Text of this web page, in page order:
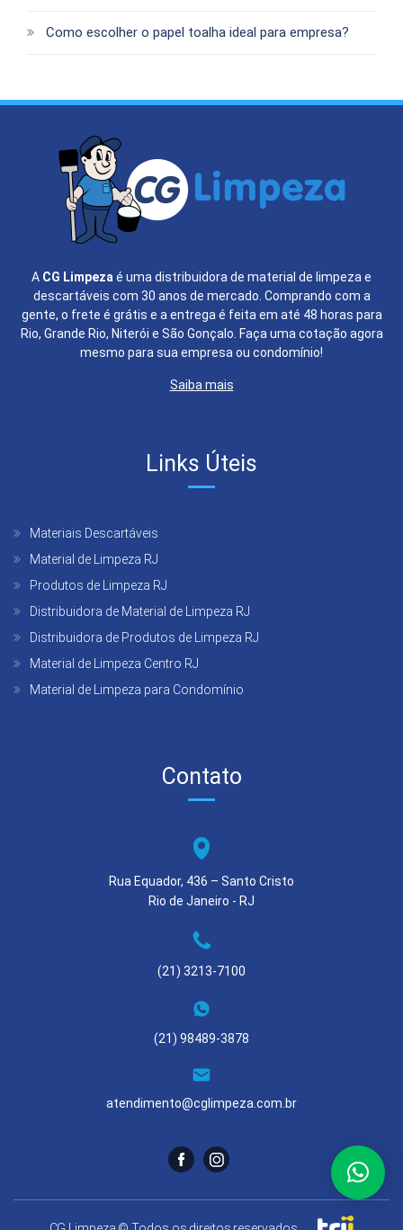
Como escolher o papel toalha ideal para empresa?
A CG Limpezaé uma distribuidora de material de limpeza e
descartáveis com 30 anos de mercado. Comprando com a
gente, o frete é grátis e a entrega é feita em até 48 horas para
Rio, Grande Rio, Niterói e São Gonçalo. Faça uma cotação agora
mesmo para sua empresa ou condomínio!
Saiba mais
Links Úteis
Materiais Descartáveis
Material de Limpeza RJ
Produtos de Limpeza RJ
Distribuidora de Material de Limpeza RJ
Distribuidora de Produtos de Limpeza RJ
Material de Limpeza Centro RJ
Material de Limpeza para Condomínio
Contato
Rua Equador, 436 – Santo Cristo
Rio de Janeiro - RJ
(21) 3213-7100
(21) 98489-3878
atendimento@cglimpeza.com.br